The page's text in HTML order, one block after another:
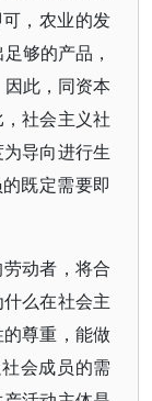
，农业的发
够的产品，
此，同资本
社会主义社
导向进行生
既定需要即
动者，将合
么在社会主
尊重，能做
会成员的需